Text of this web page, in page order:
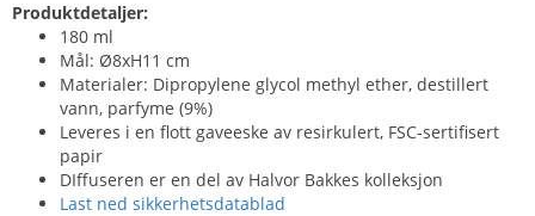
Produktdetaljer:
180 ml
Mål: Ø8xH11 cm
Materialer: Dipropylene glycol methyl ether, destillert
vann, parfyme (9%)
Leveres i en flott gaveeske av resirkulert, FSC-sertifisert
papir
DIffuseren er en del av Halvor Bakkes kolleksjon
Last ned sikkerhetsdatablad